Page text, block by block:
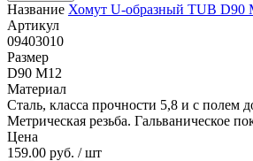
Название Хомут U-образный TUB D90
Артикул
09403010
Размер
D90 M12
Материал
Сталь, класса прочности 5,8 и с полем
Метрическая резьба. Гальваническое
Цена
159.00 руб. / шт